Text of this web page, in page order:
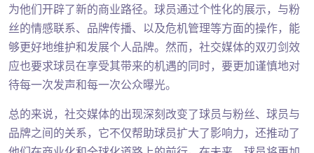
为他们开辟了新的商业路径。球员通过个性化的展示，与粉
丝的情感联系、品牌传播、以及危机管理等方面的操作，能
够更好地维护和发展个人品牌。然而，社交媒体的双刃剑效
应也要求球员在享受其带来的机遇的同时，要更加谨慎地对
待每一次发声和每一次公众曝光。
总的来说，社交媒体的出现深刻改变了球员与粉丝、球员与
品牌之间的关系，它不仅帮助球员扩大了影响力，还推动了